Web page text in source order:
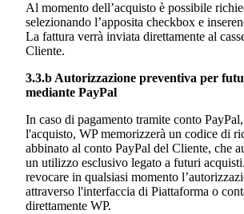
Al momento dell’acquisto è possibile
selezionando l’apposita checkbox e
La fattura verrà inviata direttamente al
Cliente.
3.3.b Autorizzazione preventiva per
mediante PayPal
In caso di pagamento tramite conto
l'acquisto, WP memorizzerà un codice di
abbinato al conto PayPal del Cliente, che
un utilizzo esclusivo legato a futuri
revocare in qualsiasi momento
attraverso l'interfaccia di Piattaforma o
direttamente WP.